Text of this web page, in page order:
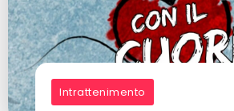
Intrattenimento